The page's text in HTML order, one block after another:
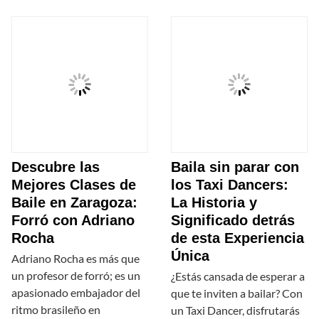
Descubre las
Mejores Clases de
Baile en Zaragoza:
Forró con Adriano
Rocha
Adriano Rocha es más que
un profesor de forró; es un
apasionado embajador del
ritmo brasileño en
Baila sin parar con
los Taxi Dancers:
La Historia y
Significado detrás
de esta Experiencia
Única
¿Estás cansada de esperar a
que te inviten a bailar? Con
un Taxi Dancer, disfrutarás